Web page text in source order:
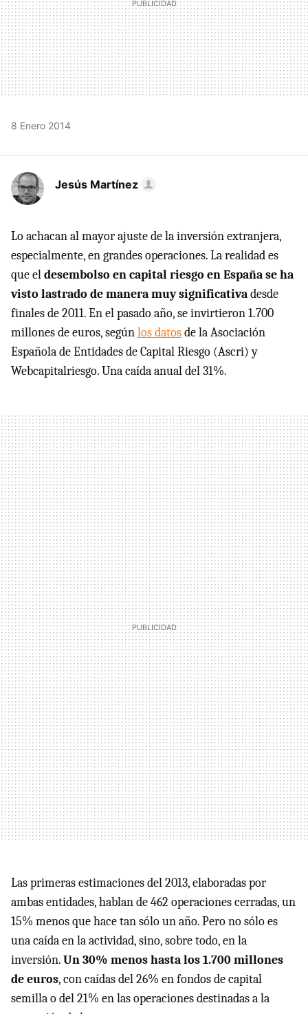
8 Enero 2014
Jesús Martínez
Lo achacan al mayor ajuste de la inversión extranjera,
especialmente, en grandes operaciones. La realidad es
que eldesembolso en capital riesgo en España se ha
visto lastrado de manera muy significativadesde
finales de 2011. En el pasado año, se invirtieron 1.700
millones de euros, segúnlos datosde la Asociación
Española de Entidades de Capital Riesgo (Ascri) y
Webcapitalriesgo. Una caída anual del 31%.
Las primeras estimaciones del 2013, elaboradas por
ambas entidades, hablan de 462 operaciones cerradas, un
15% menos que hace tan sólo un año. Pero no sólo es
una caída en la actividad, sino, sobre todo, en la
inversión.Un 30% menos hasta los 1.700 millones
de euros, con caídas del 26% en fondos de capital
semilla o del 21% en las operaciones destinadas a la